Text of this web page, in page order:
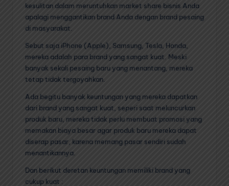
kesulitan dalam meruntuhkan market share bisnis Anda
apalagi menggantikan brand Anda dengan brand pesaing
di masyarakat.
Sebut saja iPhone (Apple), Samsung, Tesla, Honda,
mereka adalah para brand yang sangat kuat. Meski
banyak sekali pesaing baru yang menantang, mereka
tetap tidak tergoyahkan.
Ada begitu banyak keuntungan yang mereka dapatkan
dari brand yang sangat kuat, seperi saat meluncurkan
produk baru, mereka tidak perlu membuat promosi yang
memakan biaya besar agar produk baru mereka dapat
diserap pasar, karena memang pasar sendiri sudah
menantikannya.
Dan berikut deretan keuntungan memiliki brand yang
cukup kuat :